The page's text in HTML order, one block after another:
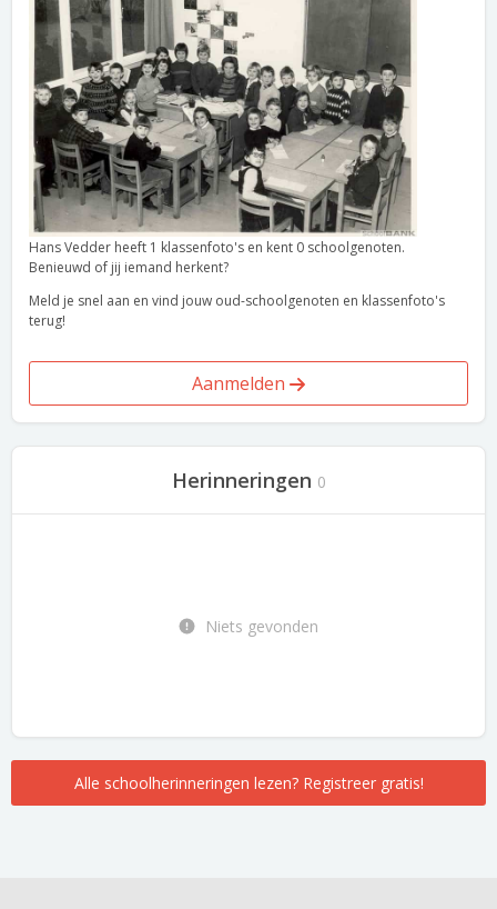
Hans Vedder heeft 1 klassenfoto's en kent 0 schoolgenoten.
Benieuwd of jij iemand herkent?
Meld je snel aan en vind jouw oud-schoolgenoten en klassenfoto's
terug!
Aanmelden
Herinneringen 0
Niets gevonden
Alle schoolherinneringen lezen? Registreer gratis!